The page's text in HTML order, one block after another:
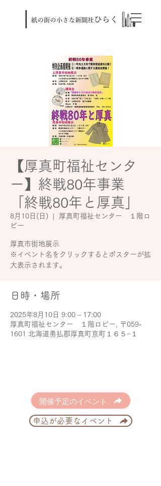
【厚真町福祉センタ
ー】終戦80年事業
「終戦80年と厚真」
8月10日(日)
厚真町福祉センター １階ロ
ビー
厚真市街地展示
※イベント名をクリックするとポスターが拡
日時・場所
2025年8月10日 9:00 – 17:00
厚真町福祉センター １階ロビー, 〒059-
1601 北海道勇払郡厚真町京町１６５−１
開催予定のイベント
申込が必要なイベント